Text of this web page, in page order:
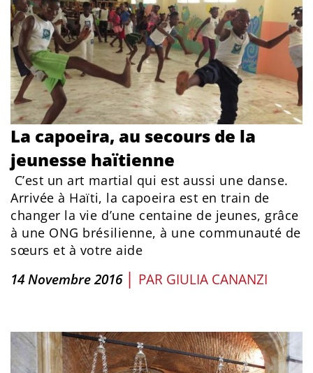
La capoeira, au secours de la
jeunesse haïtienne
C’est un art martial qui est aussi une danse.
Arrivée à Haïti, la capoeira est en train de
changer la vie d’une centaine de jeunes, grâce
à une ONG brésilienne, à une communauté de
sœurs et à votre aide
14 Novembre 2016 | PAR GIULIA CANANZI